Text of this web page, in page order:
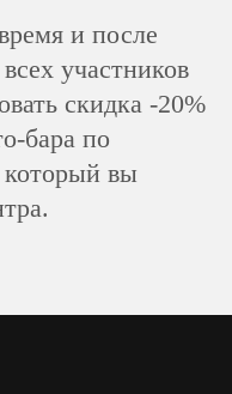
и после
участников
скидка -20%
бара по
который вы